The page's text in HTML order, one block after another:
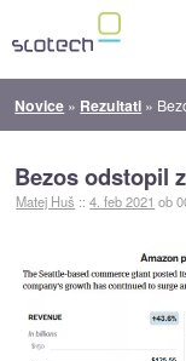
Novice » Rezultati »
Bezos odstopil
Matej Huš ::4. feb 2021 ob